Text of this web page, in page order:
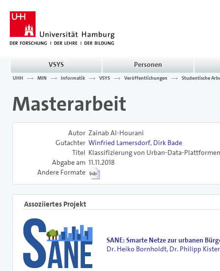
VSYS Personen
UHH MIN Informatik VSYS Veröffentlichungen Studentische
Masterarbeit
Autor Zainab Al-Hourani
Gutachter Winfried Lamersdorf, Dirk Bade
Titel Klassifizierung von Urban-Data-
Abgabe am 11.11.2018
Andere Formate
Assoziiertes Projekt
SANE: Smarte Netze zur urbanen
Dr. Heiko Bornholdt, Dr. Philipp